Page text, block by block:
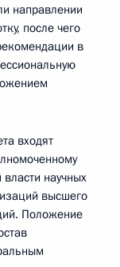
направлении
после чего
в
входят
научных
высшего
Положение